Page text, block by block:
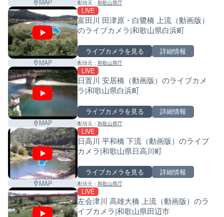
MAP 配信元： 和歌山県庁
MAP
LIVE
富田川 田津原・白鷺橋 上流（動画版）
のライブカメラ|和歌山県白浜町
ライブカメラを見る 詳細情報
配信元： 和歌山県庁
MAP
LIVE
日置川 安居橋（動画版）のライブカメ
ラ|和歌山県白浜町
ライブカメラを見る 詳細情報
配信元： 和歌山県庁
MAP
LIVE
日高川 平和橋 下流（動画版）のライブ
カメラ|和歌山県日高川町
ライブカメラを見る 詳細情報
配信元： 和歌山県庁
LIVE
左会津川 高雄大橋 上流（動画版）のラ
イブカメラ|和歌山県田辺市